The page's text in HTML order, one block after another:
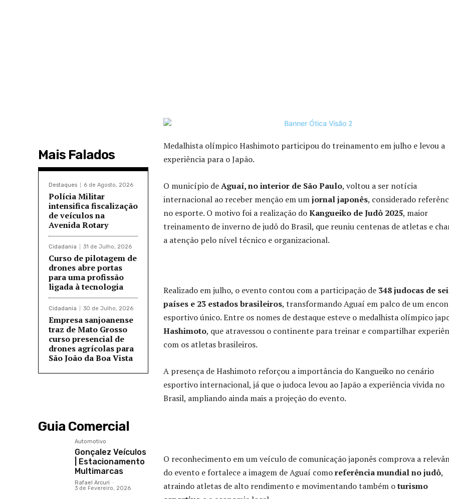
Mais Falados
Destaques 6 de Agosto, 2026
Polícia Militar
intensifica fiscalização
de veículos na
Avenida Rotary
Cidadania 31 de Julho, 2026
Curso de pilotagem de
drones abre portas
para uma profissão
ligada à tecnologia
Cidadania 30 de Julho, 2026
Empresa sanjoanense
traz de Mato Grosso
curso presencial de
drones agrícolas para
São João da Boa Vista
Guia Comercial
Automotivo
Gonçalez Veículos
| Estacionamento
Multimarcas
Rafael Arcuri -
3 de Fevereiro, 2026
Medalhista olímpico Hashimoto participou do treinamento em julho e levou a
experiência para o Japão.
O município deAguaí, no interior de São Paulo, voltou a ser notícia
internacional ao receber menção em umjornal japonês, considerado
no esporte. O motivo foi a realização doKangueiko de Judô 2025, maior
treinamento de inverno de judô do Brasil, que reuniu centenas de atletas e
a atenção pelo nível técnico e organizacional.
Realizado em julho, o evento contou com a participação de 348 judocas de
países e 23 estados brasileiros, transformando Aguaí em palco de um
esportivo único. Entre os nomes de destaque esteve o medalhista olímpico
Hashimoto, que atravessou o continente para treinar e compartilhar
com os atletas brasileiros.
A presença de Hashimoto reforçou a importância do Kangueiko no cenário
esportivo internacional, já que o judoca levou ao Japão a experiência vivida no
Brasil, ampliando ainda mais a projeção do evento.
O reconhecimento em um veículo de comunicação japonês comprova a
do evento e fortalece a imagem de Aguaí comoreferência mundial no judô,
atraindo atletas de alto rendimento e movimentando também oturismo